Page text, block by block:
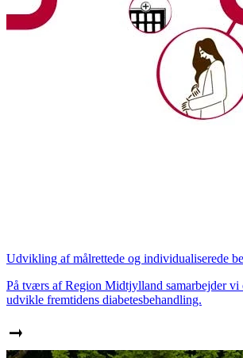
Udvikling af målrettede og individualiserede
På tværs af Region Midtjylland samarbejder vi
udvikle fremtidens diabetesbehandling.